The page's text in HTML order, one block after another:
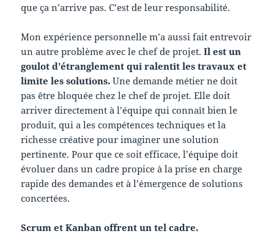
que ça n’arrive pas. C’est de leur responsabilité.
Mon expérience personnelle m’a aussi fait entrevoir
un autre problème avec le chef de projet.Il est un
goulot d’étranglement qui ralentit les travaux et
limite les solutions. Une demande métier ne doit
pas être bloquée chez le chef de projet. Elle doit
arriver directement à l’équipe qui connaît bien le
produit, qui a les compétences techniques et la
richesse créative pour imaginer une solution
pertinente. Pour que ce soit efficace, l’équipe doit
évoluer dans un cadre propice à la prise en charge
rapide des demandes et à l’émergence de solutions
concertées.
Scrum et Kanban offrent un tel cadre.